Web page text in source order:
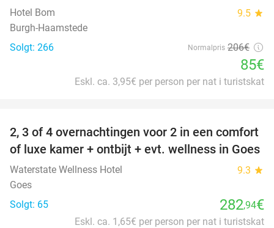
Hotel Bom 9.5 star
Burgh-Haamstede
Solgt: 266
Normalpris 206€
85€
Eskl. ca. 3,95€ per person per nat i turistskat
2, 3 of 4 overnachtingen voor 2 in een comfort
of luxe kamer + ontbijt + evt. wellness in Goes
Waterstate Wellness Hotel 9.3 star
Goes
Solgt: 65
282,94€
Eskl. ca. 1,65€ per person per nat i turistskat